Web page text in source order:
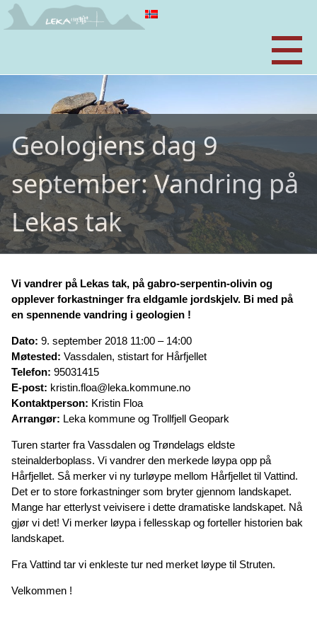
Geologiens dag 9
september: Vandring på
Lekas tak
Vi vandrer på Lekas tak, på gabro-serpentin-olivin og
opplever forkastninger fra eldgamle jordskjelv. Bi med på
en spennende vandring i geologien !
Dato: 9. september 2018 11:00 – 14:00
Møtested: Vassdalen, stistart for Hårfjellet
Telefon: 95031415
E-post: kristin.floa@leka.kommune.no
Kontaktperson: Kristin Floa
Arrangør: Leka kommune og Trollfjell Geopark
Turen starter fra Vassdalen og Trøndelags eldste
steinalderboplass. Vi vandrer den merkede løypa opp på
Hårfjellet. Så merker vi ny turløype mellom Hårfjellet til Vattind.
Det er to store forkastninger som bryter gjennom landskapet.
Mange har etterlyst veivisere i dette dramatiske landskapet. Nå
gjør vi det! Vi merker løypa i fellesskap og forteller historien bak
landskapet.
Fra Vattind tar vi enkleste tur ned merket løype til Struten.
Velkommen !